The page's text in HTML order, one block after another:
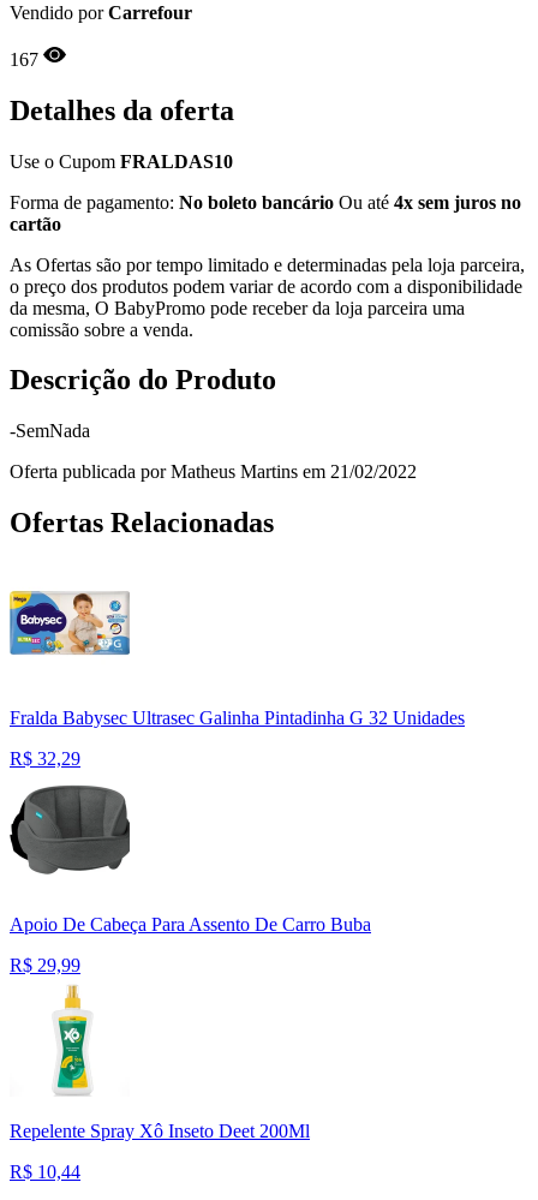
Vendido porCarrefour
167
Detalhes da oferta
Use o Cupom FRALDAS10
Forma de pagamento: No boleto bancário Ou até 4x sem juros no
cartão
As Ofertas são por tempo limitado e determinadas pela loja parceira,
o preço dos produtos podem variar de acordo com a disponibilidade
da mesma, O BabyPromo pode receber da loja parceira uma
comissão sobre a venda.
Descrição do Produto
-SemNada
Oferta publicada por Matheus Martins em 21/02/2022
Ofertas Relacionadas
Fralda Babysec Ultrasec Galinha Pintadinha G 32 Unidades
R$ 32,29
Apoio De Cabeça Para Assento De Carro Buba
R$ 29,99
Repelente Spray Xô Inseto Deet 200Ml
R$ 10,44